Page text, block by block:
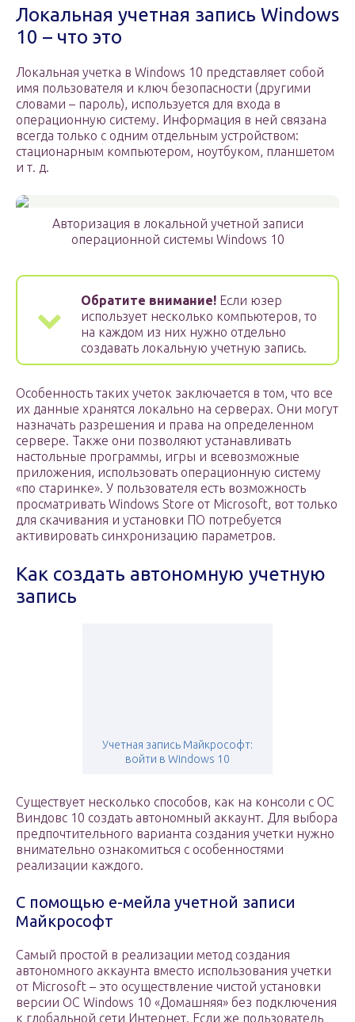
Локальная учетная запись Windows
10 – что это
Локальная учетка в Windows 10 представляет собой
имя пользователя и ключ безопасности (другими
словами – пароль), используется для входа в
операционную систему. Информация в ней связана
всегда только с одним отдельным устройством:
стационарным компьютером, ноутбуком, планшетом
и т. д.
Авторизация в локальной учетной записи
операционной системы Windows 10
Обратите внимание! Если юзер
использует несколько компьютеров, то
на каждом из них нужно отдельно
создавать локальную учетную запись.
Особенность таких учеток заключается в том, что все
их данные хранятся локально на серверах. Они могут
назначать разрешения и права на определенном
сервере. Также они позволяют устанавливать
настольные программы, игры и всевозможные
приложения, использовать операционную систему
«по старинке». У пользователя есть возможность
просматривать Windows Store от Microsoft, вот только
для скачивания и установки ПО потребуется
активировать синхронизацию параметров.
Как создать автономную учетную
запись
Учетная запись Майкрософт:
войти в Windows 10
Существует несколько способов, как на консоли с ОС
Виндовс 10 создать автономный аккаунт. Для выбора
предпочтительного варианта создания учетки нужно
внимательно ознакомиться с особенностями
реализации каждого.
С помощью е-мейла учетной записи
Майкрософт
Самый простой в реализации метод создания
автономного аккаунта вместо использования учетки
от Microsoft – это осуществление чистой установки
версии ОС Windows 10 «Домашняя» без подключения
к глобальной сети Интернет. Если же пользователь